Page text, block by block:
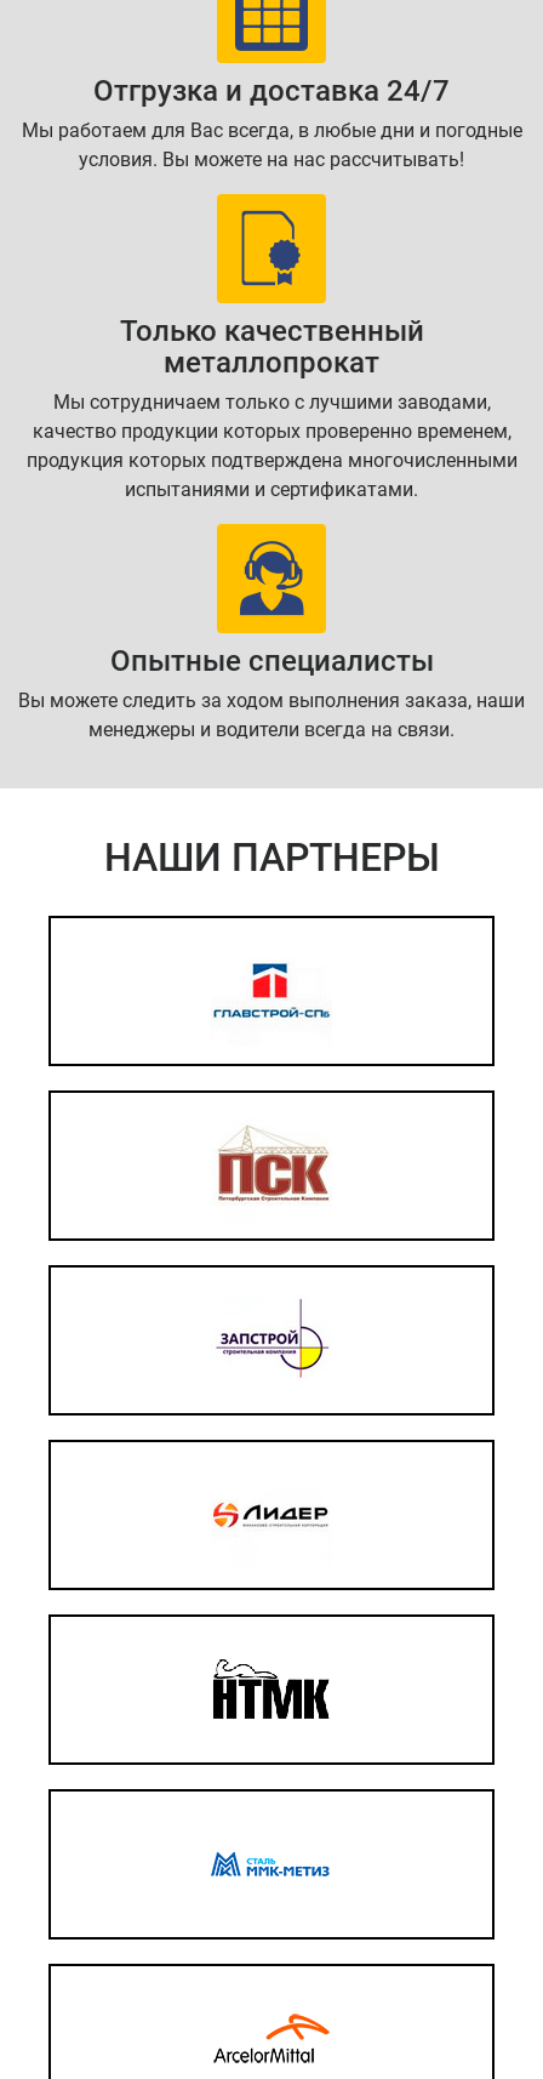
Отгрузка и доставка 24/7
Мы работаем для Вас всегда, в любые дни и погодные
условия. Вы можете на нас рассчитывать!
Только качественный
металлопрокат
Мы сотрудничаем только с лучшими заводами,
качество продукции которых проверенно временем,
продукция которых подтверждена многочисленными
испытаниями и сертификатами.
Опытные специалисты
Вы можете следить за ходом выполнения заказа, наши
менеджеры и водители всегда на связи.
НАШИ ПАРТНЕРЫ